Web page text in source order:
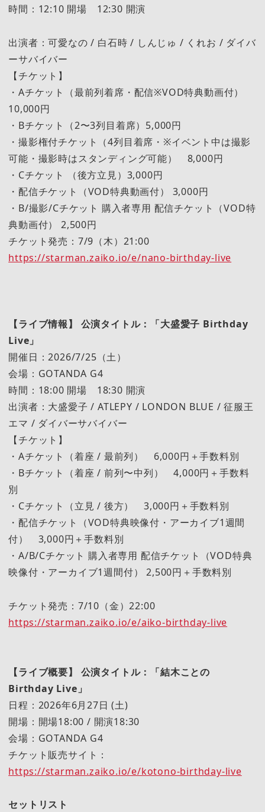
時間：12:10 開場 12:30 開演
出演者：可愛なの / 白石時 / しんじゅ / くれお / ダイバ
ーサバイバー
【チケット】
・Aチケット（最前列着席・配信※VOD特典動画付）
10,000円
・Bチケット（2〜3列目着席）5,000円
・撮影権付チケット（4列目着席・※イベント中は撮影
可能・撮影時はスタンディング可能） 8,000円
・Cチケット （後方立見）3,000円
・配信チケット（VOD特典動画付） 3,000円
・B/撮影/Cチケット 購入者専用 配信チケット（VOD特
典動画付） 2,500円
チケット発売：7/9（木）21:00
https://starman.zaiko.io/e/nano-birthday-live
【ライブ情報】 公演タイトル：「大盛愛子 Birthday
Live」
開催日：2026/7/25（土）
会場：GOTANDA G4
時間：18:00 開場 18:30 開演
出演者：大盛愛子 / ATLEPY / LONDON BLUE / 征服王
エマ / ダイバーサバイバー
【チケット】
・Aチケット（着座 / 最前列） 6,000円＋手数料別
・Bチケット（着座 / 前列〜中列） 4,000円＋手数料
別
・Cチケット（立見 / 後方） 3,000円＋手数料別
・配信チケット（VOD特典映像付・アーカイブ1週間
付） 3,000円＋手数料別
・A/B/Cチケット 購入者専用 配信チケット（VOD特典
映像付・アーカイブ1週間付） 2,500円＋手数料別
チケット発売：7/10（金）22:00
https://starman.zaiko.io/e/aiko-birthday-live
【ライブ概要】 公演タイトル：「結木ことの
Birthday Live」
日程：2026年6月27日 (土)
開場：開場18:00 / 開演18:30
会場：GOTANDA G4
チケット販売サイト：
https://starman.zaiko.io/e/kotono-birthday-live
セットリスト